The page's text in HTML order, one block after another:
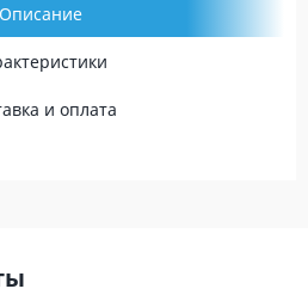
Описание
и оплата